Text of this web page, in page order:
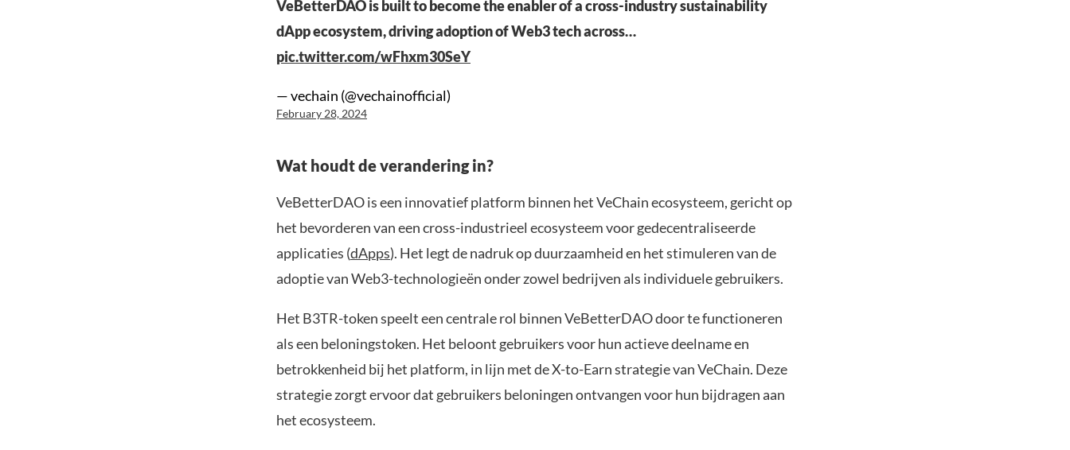
VeBetterDAO is built to become the enabler of a cross-industry sustainability
dApp ecosystem, driving adoption of Web3 tech across…
pic.twitter.com/wFhxm30SeY
— vechain (@vechainofficial)
February 28, 2024
Wat houdt de verandering in?
VeBetterDAO is een innovatief platform binnen het VeChain ecosysteem, gericht op
het bevorderen van een cross-industrieel ecosysteem voor gedecentraliseerde
applicaties (dApps). Het legt de nadruk op duurzaamheid en het stimuleren van de
adoptie van Web3-technologieën onder zowel bedrijven als individuele gebruikers.
Het B3TR-token speelt een centrale rol binnen VeBetterDAO door te functioneren
als een beloningstoken. Het beloont gebruikers voor hun actieve deelname en
betrokkenheid bij het platform, in lijn met de X-to-Earn strategie van VeChain. Deze
strategie zorgt ervoor dat gebruikers beloningen ontvangen voor hun bijdragen aan
het ecosysteem.